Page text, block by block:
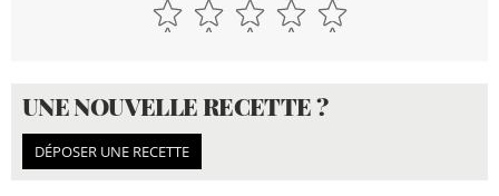
UNE NOUVELLE RECETTE ?
DÉPOSER UNE RECETTE